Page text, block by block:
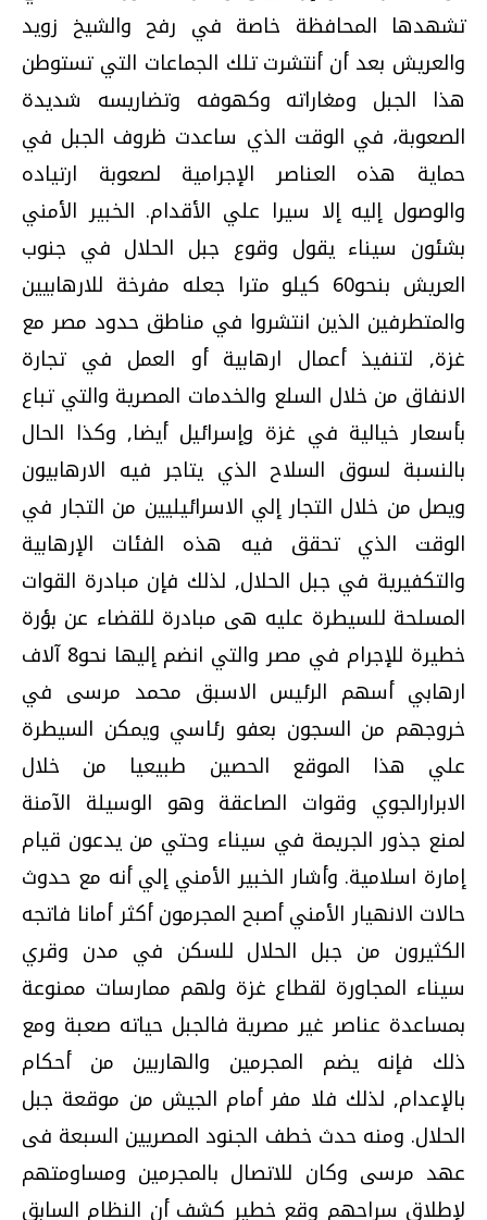
تشهدها المحافظة خاصة في رفح والشيخ زويد
والعريش بعد أن أنتشرت تلك الجماعات التي تستوطن
هذا الجبل ومغاراته وكهوفه وتضاريسه شديدة
الصعوبة، في الوقت الذي ساعدت ظروف الجبل في
حماية هذه العناصر الإجرامية لصعوبة ارتياده
والوصول إليه إلا سيرا علي الأقدام. الخبير الأمني
بشئون سيناء يقول وقوع جبل الحلال في جنوب
العريش بنحو60 كيلو مترا جعله مفرخة للارهابيين
والمتطرفين الذين انتشروا في مناطق حدود مصر مع
غزة, لتنفيذ أعمال ارهابية أو العمل في تجارة
الانفاق من خلال السلع والخدمات المصرية والتي تباع
بأسعار خيالية في غزة وإسرائيل أيضا, وكذا الحال
بالنسبة لسوق السلاح الذي يتاجر فيه الارهابيون
ويصل من خلال التجار إلي الاسرائيليين من التجار في
الوقت الذي تحقق فيه هذه الفئات الإرهابية
والتكفيرية في جبل الحلال, لذلك فإن مبادرة القوات
المسلحة للسيطرة عليه هى مبادرة للقضاء عن بؤرة
خطيرة للإجرام في مصر والتي انضم إليها نحو8 آلاف
ارهابي أسهم الرئيس الاسبق محمد مرسى في
خروجهم من السجون بعفو رئاسي ويمكن السيطرة
علي هذا الموقع الحصين طبيعيا من خلال
الابرارالجوي وقوات الصاعقة وهو الوسيلة الآمنة
لمنع جذور الجريمة في سيناء وحتي من يدعون قيام
إمارة اسلامية. وأشار الخبير الأمني إلي أنه مع حدوث
حالات الانهيار الأمني أصبح المجرمون أكثر أمانا فاتجه
الكثيرون من جبل الحلال للسكن في مدن وقري
سيناء المجاورة لقطاع غزة ولهم ممارسات ممنوعة
بمساعدة عناصر غير مصرية فالجبل حياته صعبة ومع
ذلك فإنه يضم المجرمين والهاربين من أحكام
بالإعدام, لذلك فلا مفر أمام الجيش من موقعة جبل
الحلال. ومنه حدث خطف الجنود المصريين السبعة فى
عهد مرسى وكان للاتصال بالمجرمين ومساومتهم
لإطلاق سراحهم وقع خطير كشف أن النظام السابق